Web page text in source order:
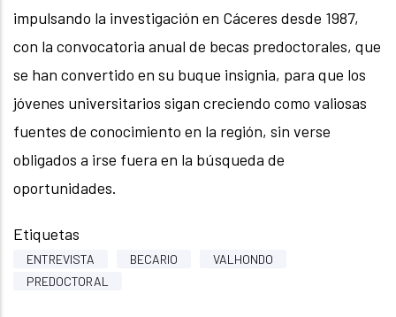
impulsando la investigación en Cáceres desde 1987,
con la convocatoria anual de becas predoctorales, que
se han convertido en su buque insignia, para que los
jóvenes universitarios sigan creciendo como valiosas
fuentes de conocimiento en la región, sin verse
obligados a irse fuera en la búsqueda de
oportunidades.
Etiquetas
ENTREVISTA BECARIO
VALHONDO
PREDOCTORAL